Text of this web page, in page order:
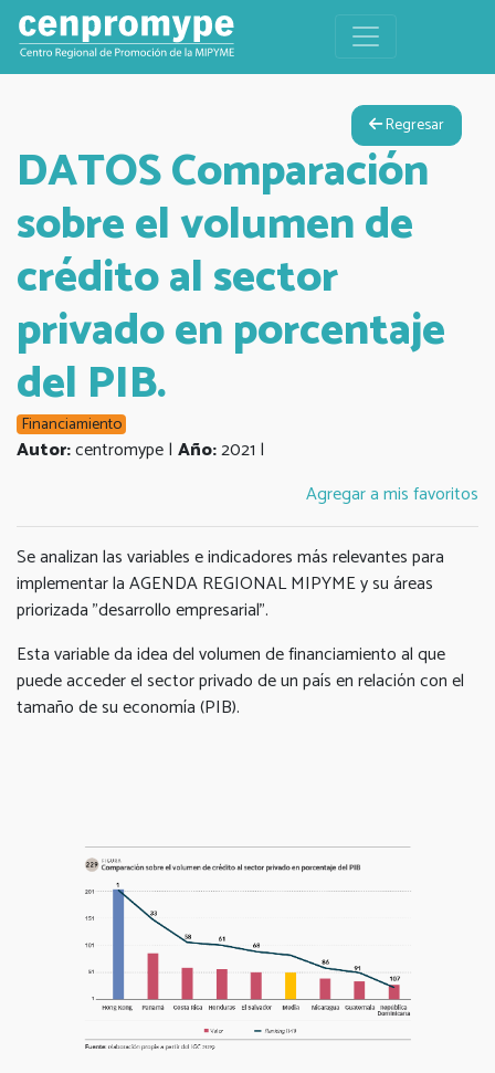
Regresar
DATOS Comparación
sobre el volumen de
crédito al sector
privado en porcentaje
del PIB.
Financiamiento
Autor:centromype | Año:2021 |
Agregar a mis favoritos
Se analizan las variables e indicadores más relevantes para
implementar la AGENDA REGIONAL MIPYME y su áreas
priorizada "desarrollo empresarial".
Esta variable da idea del volumen de financiamiento al que
puede acceder el sector privado de un país en relación con el
tamaño de su economía (PIB).